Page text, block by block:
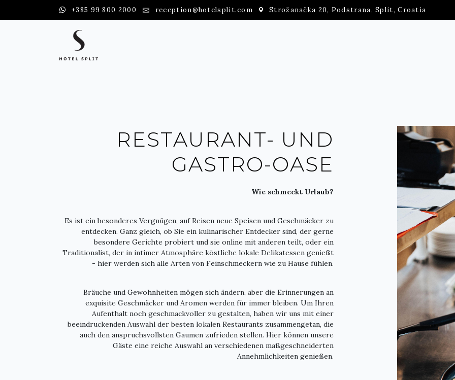
+385 99 800 2000 reception@hotelsplit.com Strožanačka 20, Podstrana, Split, Croatia
RESTAURANT- UND
GASTRO-OASE
Wie schmeckt Urlaub?
Es ist ein besonderes Vergnügen, auf Reisen neue Speisen und Geschmäcker zu
entdecken. Ganz gleich, ob Sie ein kulinarischer Entdecker sind, der gerne
besondere Gerichte probiert und sie online mit anderen teilt, oder ein
Traditionalist, der in intimer Atmosphäre köstliche lokale Delikatessen genießt
- hier werden sich alle Arten von Feinschmeckern wie zu Hause fühlen.
Bräuche und Gewohnheiten mögen sich ändern, aber die Erinnerungen an
exquisite Geschmäcker und Aromen werden für immer bleiben. Um Ihren
Aufenthalt noch geschmackvoller zu gestalten, haben wir uns mit einer
beeindruckenden Auswahl der besten lokalen Restaurants zusammengetan, die
auch den anspruchsvollsten Gaumen zufrieden stellen. Hier können unsere
Gäste eine reiche Auswahl an verschiedenen maßgeschneiderten
Annehmlichkeiten genießen.